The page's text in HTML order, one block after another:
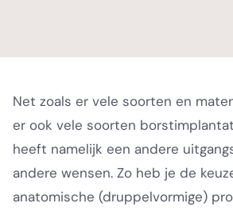
Net zoals er vele soorten en
er ook vele soorten
heeft namelijk een andere
andere wensen. Zo heb je de
anatomische (druppelvormige)